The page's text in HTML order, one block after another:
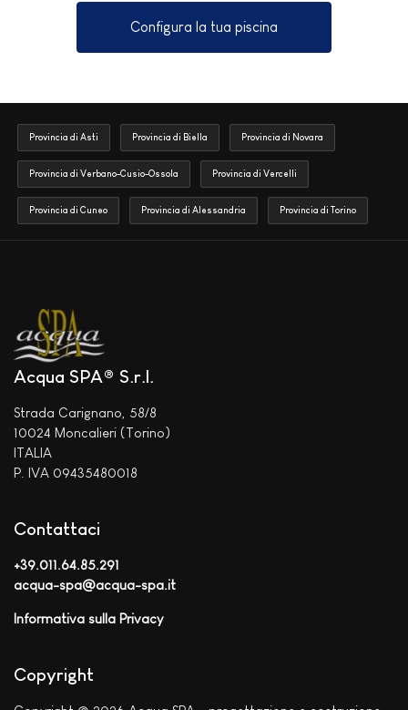
Configura la tua piscina
Provincia di Asti Provincia di Biella Provincia di Novara
Provincia di Verbano-Cusio-Ossola Provincia di Vercelli
Provincia di Cuneo Provincia di Alessandria Provincia di Torino
Acqua SPA® S.r.l.
Strada Carignano, 58/8
10024 Moncalieri (Torino)
ITALIA
P. IVA 09435480018
Contattaci
+39.011.64.85.291
acqua-spa@acqua-spa.it
Informativa sulla Privacy
Copyright